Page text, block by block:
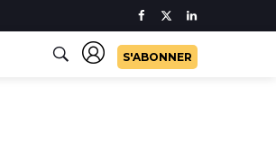
S'ABONNER